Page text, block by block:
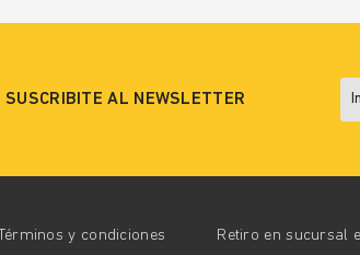
SUSCRIBITE AL NEWSLETTER
Términos y condiciones Retiro en sucursal